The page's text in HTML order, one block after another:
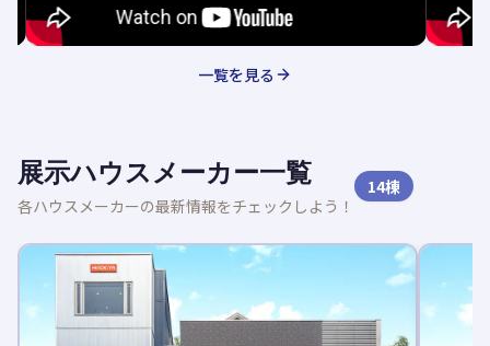
一覧を見る
展示ハウスメーカー一覧
各ハウスメーカーの最新情報をチェックしよう！
14棟